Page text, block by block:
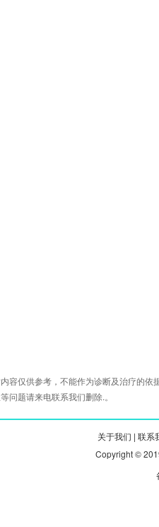
容仅供参考，不能作为诊断及治疗的
问题请来电联系我们删除.。
关于我们 | 联系
Copyright ©